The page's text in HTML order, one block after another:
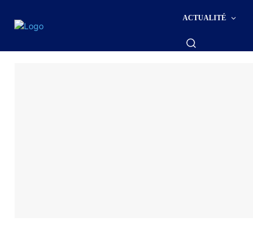
ACTUALITÉ